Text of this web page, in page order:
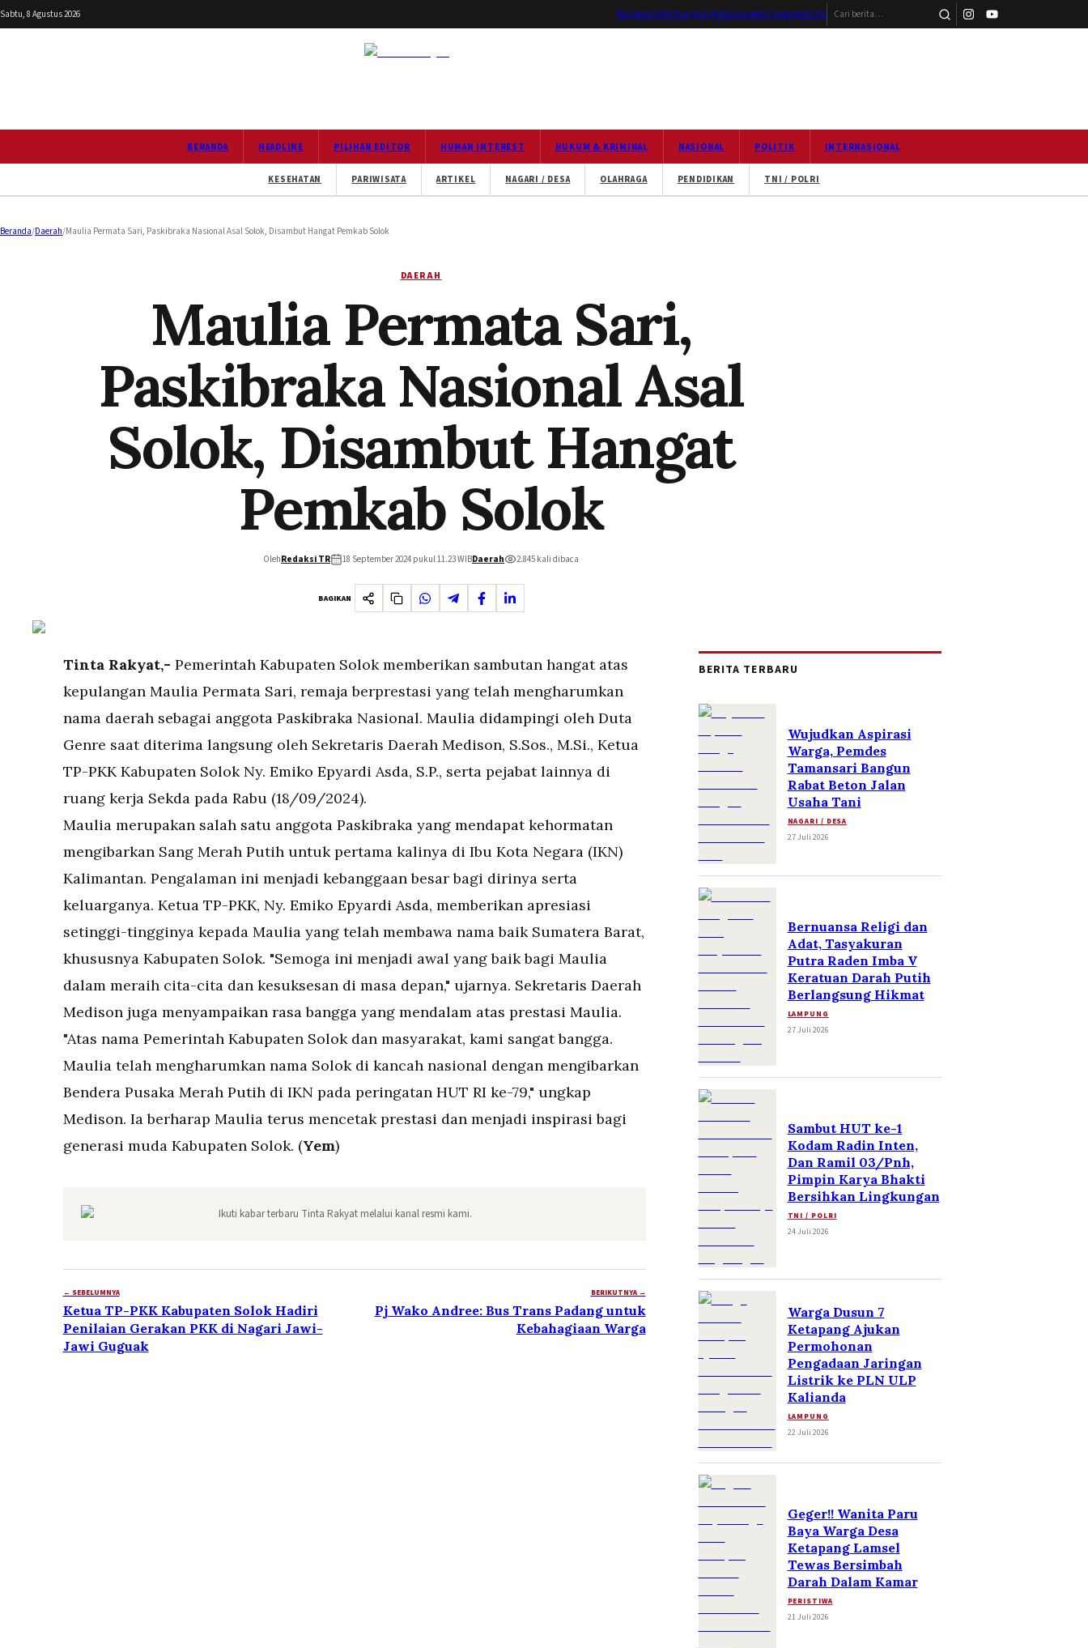
Sabtu, 8 Agustus 2026 Box RedaksiTentang KamiPedoman Media SiberKode Etik Cari berita
BERANDA HEADLINE PILIHAN EDITOR HUMAN INTEREST HUKUM & KRIMINAL NASIONAL POLITIK INTERNASIONAL
KESEHATAN PARIWISATA ARTIKEL NAGARI / DESA OLAHRAGA PENDIDIKAN TNI / POLRI
Beranda/Daerah/Maulia Permata Sari, Paskibraka Nasional Asal Solok, Disambut Hangat Pemkab Solok
DAERAH
Maulia Permata Sari,
Paskibraka Nasional Asal
Solok, Disambut Hangat
Pemkab Solok
OlehRedaksi TR 18 September 2024 pukul 11.23WIBDaerah 2.845 kali dibaca
BAGIKAN
Tinta Rakyat,- Pemerintah Kabupaten Solok memberikan sambutan hangat atas
kepulangan Maulia Permata Sari, remaja berprestasi yang telah mengharumkan
nama daerah sebagai anggota Paskibraka Nasional. Maulia didampingi oleh Duta
Genre saat diterima langsung oleh Sekretaris Daerah Medison, S.Sos., M.Si., Ketua
TP-PKK Kabupaten Solok Ny. Emiko Epyardi Asda, S.P., serta pejabat lainnya di
ruang kerja Sekda pada Rabu (18/09/2024).
Maulia merupakan salah satu anggota Paskibraka yang mendapat kehormatan
mengibarkan Sang Merah Putih untuk pertama kalinya di Ibu Kota Negara (IKN)
Kalimantan. Pengalaman ini menjadi kebanggaan besar bagi dirinya serta
keluarganya. Ketua TP-PKK, Ny. Emiko Epyardi Asda, memberikan apresiasi
setinggi-tingginya kepada Maulia yang telah membawa nama baik Sumatera Barat,
khususnya Kabupaten Solok. "Semoga ini menjadi awal yang baik bagi Maulia
dalam meraih cita-cita dan kesuksesan di masa depan," ujarnya. Sekretaris Daerah
Medison juga menyampaikan rasa bangga yang mendalam atas prestasi Maulia.
"Atas nama Pemerintah Kabupaten Solok dan masyarakat, kami sangat bangga.
Maulia telah mengharumkan nama Solok di kancah nasional dengan mengibarkan
Bendera Pusaka Merah Putih di IKN pada peringatan HUT RI ke-79," ungkap
Medison. Ia berharap Maulia terus mencetak prestasi dan menjadi inspirasi bagi
generasi muda Kabupaten Solok. (Yem)
Ikuti kabar terbaru Tinta Rakyat melalui kanal resmi kami.
← SEBELUMNYA
Ketua TP-PKK Kabupaten Solok Hadiri
Penilaian Gerakan PKK di Nagari Jawi-
Jawi Guguak
BERIKUTNYA →
Pj Wako Andree: Bus Trans Padang untuk
Kebahagiaan Warga
BERITA TERBARU
Wujudkan Aspirasi
Warga, Pemdes
Tamansari Bangun
Rabat Beton Jalan
Usaha Tani
NAGARI / DESA
27 Juli 2026
Bernuansa Religi dan
Adat, Tasyakuran
Putra Raden Imba V
Keratuan Darah Putih
Berlangsung Hikmat
LAMPUNG
27 Juli 2026
Sambut HUT ke-1
Kodam Radin Inten,
Dan Ramil 03/Pnh,
Pimpin Karya Bhakti
Bersihkan Lingkungan
TNI / POLRI
24 Juli 2026
Warga Dusun 7
Ketapang Ajukan
Permohonan
Pengadaan Jaringan
Listrik ke PLN ULP
Kalianda
LAMPUNG
22 Juli 2026
Geger!! Wanita Paru
Baya Warga Desa
Ketapang Lamsel
Tewas Bersimbah
Darah Dalam Kamar
PERISTIWA
21 Juli 2026